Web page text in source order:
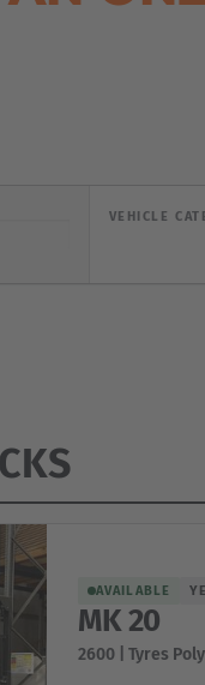
VEHICLE
AVAILABLE
MK 20
2600 | Tyres